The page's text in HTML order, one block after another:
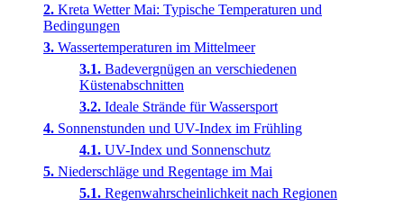
Kreta Wetter Mai: Typische Temperaturen und
Bedingungen
Wassertemperaturen im Mittelmeer
Badevergnügen an verschiedenen
Küstenabschnitten
Ideale Strände für Wassersport
Sonnenstunden und UV-Index im Frühling
UV-Index und Sonnenschutz
Niederschläge und Regentage im Mai
Regenwahrscheinlichkeit nach Regionen